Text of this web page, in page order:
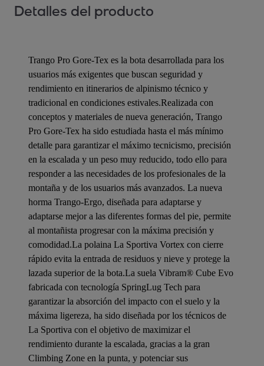
Detalles del producto
Trango Pro Gore-Tex es la bota desarrollada para los
usuarios más exigentes que buscan seguridad y
rendimiento en itinerarios de alpinismo técnico y
tradicional en condiciones estivales.Realizada con
conceptos y materiales de nueva generación, Trango
Pro Gore-Tex ha sido estudiada hasta el más mínimo
detalle para garantizar el máximo tecnicismo, precisión
en la escalada y un peso muy reducido, todo ello para
responder a las necesidades de los profesionales de la
montaña y de los usuarios más avanzados. La nueva
horma Trango-Ergo, diseñada para adaptarse y
adaptarse mejor a las diferentes formas del pie, permite
al montañista progresar con la máxima precisión y
comodidad.La polaina La Sportiva Vortex con cierre
rápido evita la entrada de residuos y nieve y protege la
lazada superior de la bota.La suela Vibram® Cube Evo
fabricada con tecnología SpringLug Tech para
garantizar la absorción del impacto con el suelo y la
máxima ligereza, ha sido diseñada por los técnicos de
La Sportiva con el objetivo de maximizar el
rendimiento durante la escalada, gracias a la gran
Climbing Zone en la punta, y potenciar sus